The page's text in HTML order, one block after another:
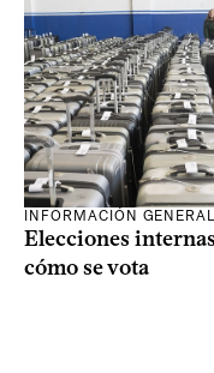
INFORMACIÓN GENERAL
Elecciones
cómo se vota